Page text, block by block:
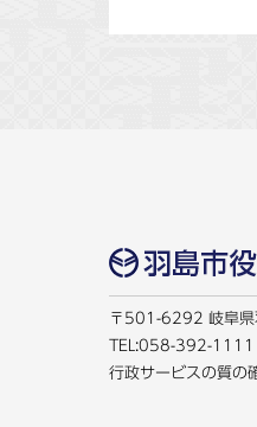
〒501-6292 岐阜県
TEL:058-392-1111
行政サービスの質の